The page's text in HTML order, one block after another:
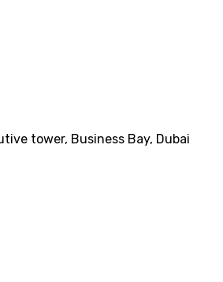
tower, Business Bay, Dubai